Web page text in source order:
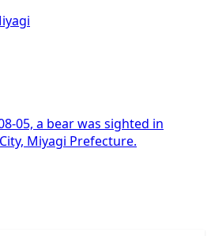
05, a bear was sighted in
Miyagi Prefecture.